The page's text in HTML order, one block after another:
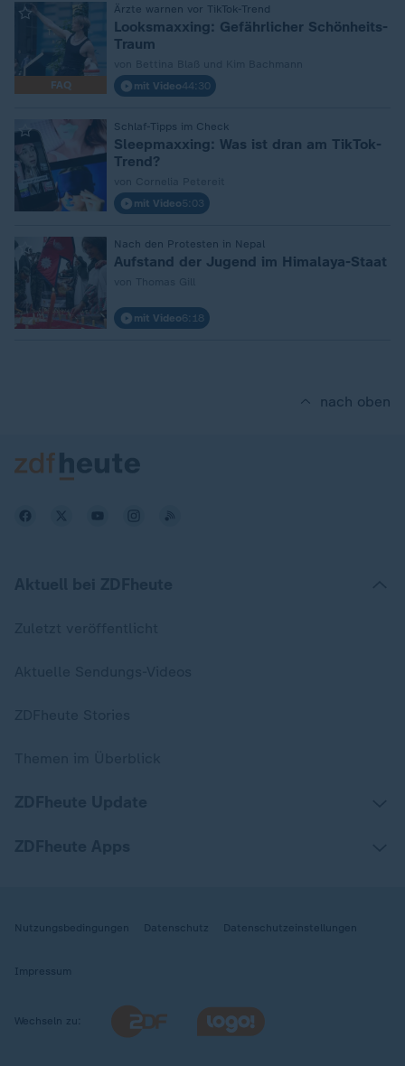
FAQ
Ärzte warnen vor TikTok-Trend
Looksmaxxing: Gefährlicher Schönheits-
Traum
mit Video44:30
Schlaf-Tipps im Check
:
Sleepmaxxing: Was ist dran am TikTok-
Trend?
mit Video5:03
Nach den Protesten in Nepal
:
Aufstand der Jugend im Himalaya-Staat
mit Video6:18
nach oben
Nutzungsbedingungen Datenschutz Datenschutzeinstellungen
Impressum
Wechseln zu: